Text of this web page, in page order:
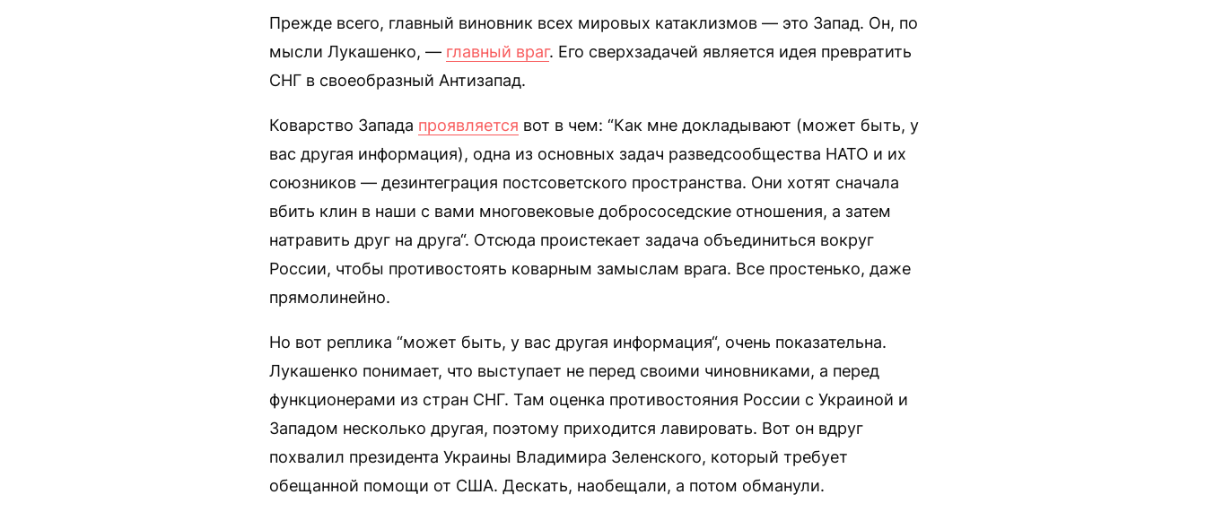
Прежде всего, главный виновник всех мировых катаклизмов — это Запад. Он, по
мысли Лукашенко, — главный враг. Его сверхзадачей является идея превратить
СНГ в своеобразный Антизапад.
Коварство Запада проявляется вот в чем: “Как мне докладывают (может быть, у
вас другая информация), одна из основных задач разведсообщества НАТО и их
союзников — дезинтеграция постсоветского пространства. Они хотят сначала
вбить клин в наши с вами многовековые добрососедские отношения, а затем
натравить друг на друга“. Отсюда проистекает задача объединиться вокруг
России, чтобы противостоять коварным замыслам врага. Все простенько, даже
прямолинейно.
Но вот реплика “может быть, у вас другая информация“, очень показательна.
Лукашенко понимает, что выступает не перед своими чиновниками, а перед
функционерами из стран СНГ. Там оценка противостояния России с Украиной и
Западом несколько другая, поэтому приходится лавировать. Вот он вдруг
похвалил президента Украины Владимира Зеленского, который требует
обещанной помощи от США. Дескать, наобещали, а потом обманули.